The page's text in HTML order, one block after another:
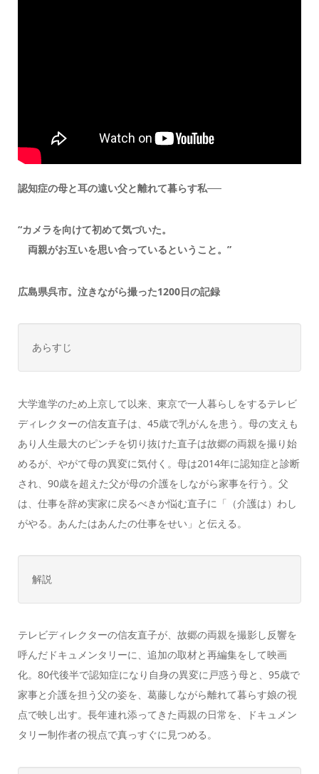
認知症の母と耳の遠い父と離れて暮らす私──
“カメラを向けて初めて気づいた。
両親がお互いを思い合っているということ。”
広島県呉市。泣きながら撮った1200日の記録
あらすじ
大学進学のため上京して以来、東京で一人暮らしをするテレビ
ディレクターの信友直子は、45歳で乳がんを患う。母の支えも
あり人生最大のピンチを切り抜けた直子は故郷の両親を撮り始
めるが、やがて母の異変に気付く。母は2014年に認知症と診断
され、90歳を超えた父が母の介護をしながら家事を行う。父
は、仕事を辞め実家に戻るべきか悩む直子に「（介護は）わし
がやる。あんたはあんたの仕事をせい」と伝える。
解説
テレビディレクターの信友直子が、故郷の両親を撮影し反響を
呼んだドキュメンタリーに、追加の取材と再編集をして映画
化。80代後半で認知症になり自身の異変に戸惑う母と、95歳で
家事と介護を担う父の姿を、葛藤しながら離れて暮らす娘の視
点で映し出す。長年連れ添ってきた両親の日常を、ドキュメン
タリー制作者の視点で真っすぐに見つめる。